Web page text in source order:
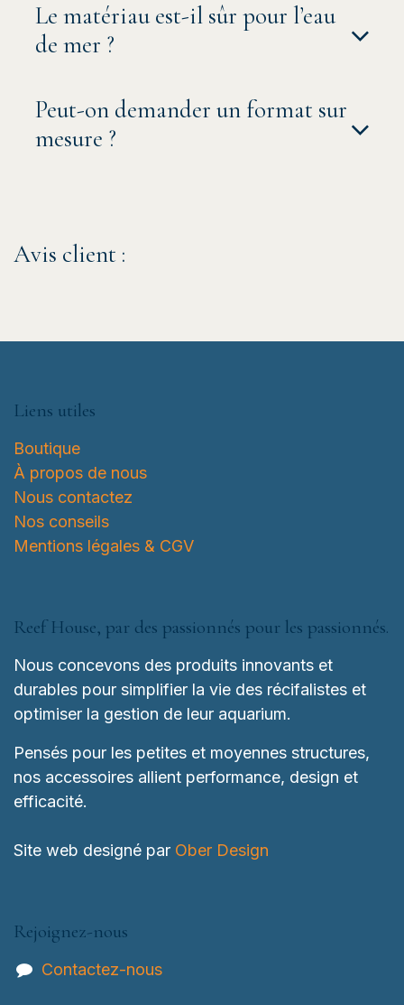
Le matériau est-il sûr pour l’eau
de mer ?
Peut-on demander un format sur
mesure ?
Avis client :
Liens utiles
Boutique
À propos de nous
Nous contactez
Nos conseils
Mentions légales & CGV
Reef House, par des passionnés pour les passionnés.
Nous concevons des produits innovants et
durables pour simplifier la vie des récifalistes et
optimiser la gestion de leur aquarium.
Pensés pour les petites et moyennes structures,
nos accessoires allient performance, design et
efficacité.
Site web designé par Ober Design
Rejoignez-nous
Contactez-nous